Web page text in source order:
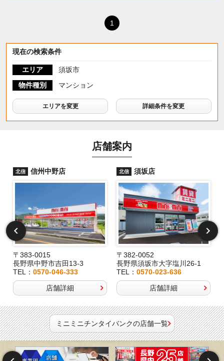
1
現在の検索条件
エリア
須坂市
物件種別
マンション
エリアを変更 詳細条件を変更
店舗案内
北信 信州中野店
〒383-0015
長野県中野市吉田13-3
TEL： 0570-046-333
店舗詳細
北信 須坂店
〒382-0052
長野県須坂市大字塩川26-1
TEL：0570-023-636
店舗詳細
ミニミニチンタイバンクの店舗一覧